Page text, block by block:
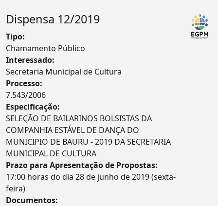
Dispensa 12/2019
Tipo:
Chamamento Público
Interessado:
Secretaria Municipal de Cultura
Processo:
7.543/2006
Especificação:
SELEÇÃO DE BAILARINOS BOLSISTAS DA
COMPANHIA ESTÁVEL DE DANÇA DO
MUNICIPIO DE BAURU - 2019 DA SECRETARIA
MUNICIPAL DE CULTURA
Prazo para Apresentação de Propostas:
17:00 horas do dia 28 de junho de 2019 (sexta-
feira)
Documentos: